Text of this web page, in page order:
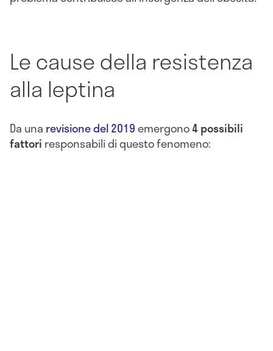
Le cause della resistenza
alla leptina
Da una revisione del 2019emergono4 possibili
fattori responsabili di questo fenomeno: